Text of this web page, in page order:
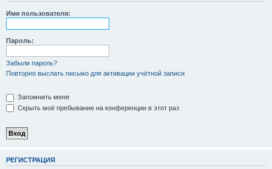
Имя пользователя:
Пароль:
Забыли пароль?
Повторно выслать письмо для активации учётной записи
Запомнить меня
Скрыть моё пребывание на конференции в этот раз
РЕГИСТРАЦИЯ